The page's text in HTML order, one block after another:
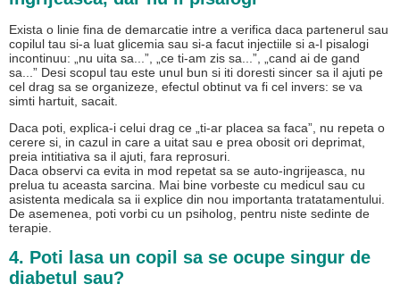
Exista o linie fina de demarcatie intre a verifica daca partenerul sau
copilul tau si-a luat glicemia sau si-a facut injectiile si a-l pisalogi
incontinuu: „nu uita sa...”, „ce ti-am zis sa...”, „cand ai de gand
sa...” Desi scopul tau este unul bun si iti doresti sincer sa il ajuti pe
cel drag sa se organizeze, efectul obtinut va fi cel invers: se va
simti hartuit, sacait.
Daca poti, explica-i celui drag ce „ti-ar placea sa faca”, nu repeta o
cerere si, in cazul in care a uitat sau e prea obosit ori deprimat,
preia intitiativa sa il ajuti, fara reprosuri.
Daca observi ca evita in mod repetat sa se auto-ingrijeasca, nu
prelua tu aceasta sarcina. Mai bine vorbeste cu medicul sau cu
asistenta medicala sa ii explice din nou importanta tratatamentului.
De asemenea, poti vorbi cu un psiholog, pentru niste sedinte de
terapie.
4. Poti lasa un copil sa se ocupe singur de
diabetul sau?